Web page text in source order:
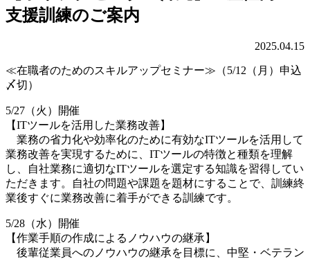
支援訓練のご案内
2025.04.15
≪在職者のためのスキルアップセミナー≫（5/12（月）申込
〆切）
5/27（火）開催
【ITツールを活用した業務改善】
業務の省力化や効率化のために有効なITツールを活用して
業務改善を実現するために、ITツールの特徴と種類を理解
し、自社業務に適切なITツールを選定する知識を習得してい
ただきます。自社の問題や課題を題材にすることで、訓練終
業後すぐに業務改善に着手ができる訓練です。
5/28（水）開催
【作業手順の作成によるノウハウの継承】
後輩従業員へのノウハウの継承を目標に、中堅・ベテラン